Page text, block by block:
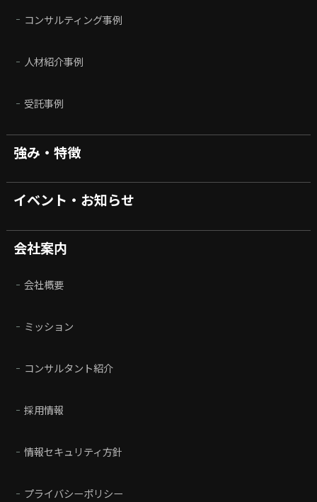
コンサルティング事例
人材紹介事例
受託事例
強み・特徴
イベント・お知らせ
会社案内
会社概要
ミッション
コンサルタント紹介
採用情報
情報セキュリティ方針
プライバシーポリシー